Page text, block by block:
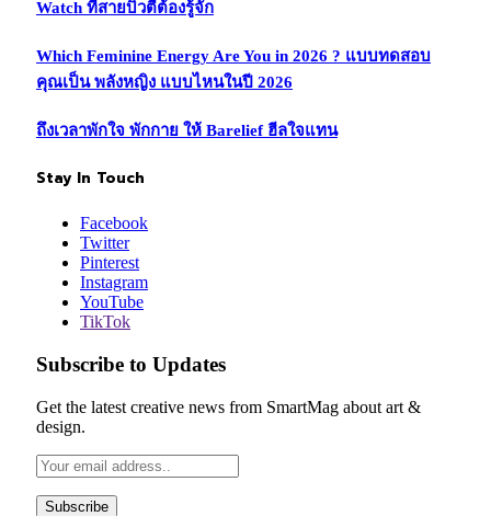
Watch ที่สายบิวตี้ต้องรู้จัก
Which Feminine Energy Are You in 2026 ? แบบทดสอบ
คุณเป็น พลังหญิง แบบไหนในปี 2026
ถึงเวลาพักใจ พักกาย ให้ Barelief ฮีลใจแทน
Stay In Touch
Facebook
Twitter
Pinterest
Instagram
YouTube
TikTok
Subscribe to Updates
Get the latest creative news from SmartMag about art &
design.